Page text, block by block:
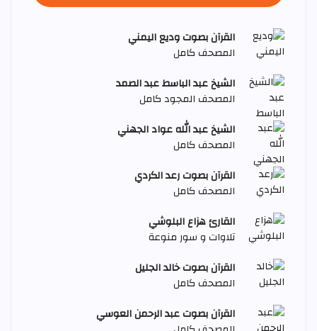
القرآن بصوت وديع اليمني
المصحف كامل
الشيخ عبد الباسط عبد الصمد
المصحف المجود كامل
الشيخ عبد الله عواد الجهني
المصحف كامل
القرآن بصوت رعد الكردي
المصحف كامل
القارئ هزاع البلوشي
تلاوات و سور منوعة
القرآن بصوت خالد الجليل
المصحف كامل
القرآن بصوت عبد الرحمن العوسي